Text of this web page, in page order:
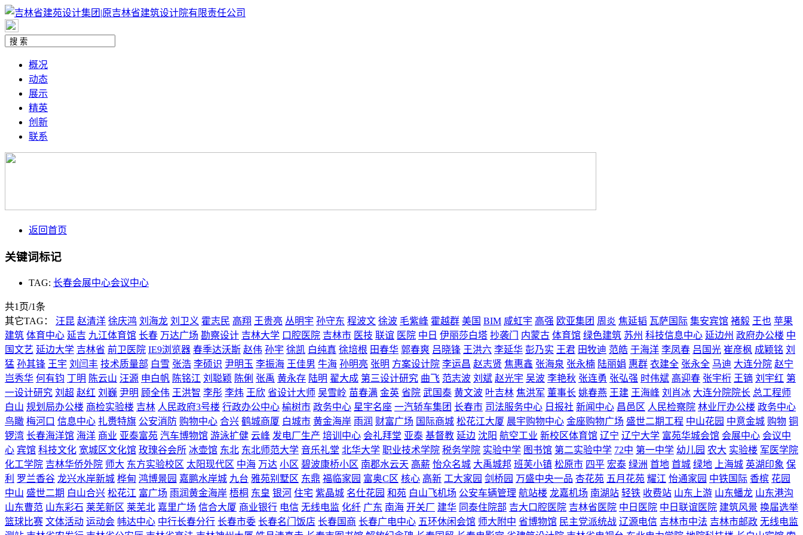
概况
动态
展示
精英
创新
联系
返回首页
关键词标记
TAG: 长春会展中心会议中心
共1页/1条
其它TAG： 汪昆 赵清洋 徐庆鸿 刘海龙 刘卫义 霍志民 高翔 王贵亮 丛明宇 孙守东 程波文 徐波 毛紫峰 霍越群 美国 BIM 咸虹宇 高强 欧亚集团 周炎 焦延韬 瓦萨国际 集安宾馆 褚毅 王也 苹果
建筑 体育中心 延吉 九江体育馆 长春 万达广场 勘察设计 吉林大学 口腔医院 吉林市 医技 联谊 医院 中日 伊丽莎白塔 抄袭门 内蒙古 体育馆 绿色建筑 苏州 科技信息中心 延边州 政府办公楼 中
国文艺 延边大学 吉林省 前卫医院 IE9浏览器 春季达沃斯 赵伟 孙宇 徐凯 白纯真 徐培根 田春华 郭春爽 吕晓锋 王洪六 李延华 彭乃实 王君 田牧迪 范皓 于海洋 李凤春 吕国光 崔彦枫 成颖铭 刘
猛 孙其锋 王宇 刘闫丰 技术质量部 白雪 张浩 李硕识 尹明玉 李振海 王佳男 牛海 孙明亮 张明 方案设计院 李运昌 赵志贤 焦惠鑫 张海泉 张永楠 陆丽娟 惠群 衣建全 张永全 马迪 大连分院 赵宁
岂秀华 何有钧 丁明 陈云山 汪源 申白帆 陈铭江 刘聪颖 陈俐 张禹 黄永存 陆明 翟大成 第三设计研究 曲飞 范志波 刘斌 赵光宇 吴波 李艳秋 张连勇 张弘强 时伟斌 高迎春 张宇桁 王镝 刘宇红 第
一设计研究 刘超 赵红 刘巍 尹明 顾全伟 王洪智 李彤 李炜 王欣 省设计大师 吴雪岭 苗春满 金英 省院 武国泰 黄文波 叶吉林 焦洪军 董事长 姚春燕 王建 王海峰 刘肖冰 大连分院院长 总工程师
白山 规划局办公楼 商检实验楼 吉林 人民政府3号楼 行政办公中心 榆树市 政务中心 星宇名座 一汽轿车集团 长春市 司法服务中心 日报社 新闻中心 昌邑区 人民检察院 林业厅办公楼 政务中心
鸟瞰 梅河口 信息中心 扎赉特旗 公安消防 购物中心 合兴 鹤城商厦 白城市 黄金海岸 雨润 财富广场 国际商城 松花江大厦 晨宇购物中心 金座购物广场 盛世二期工程 中山花园 中意金城 购物 铜
锣湾 长春海洋馆 海洋 商业 亚泰富苑 汽车博物馆 游泳扩健 云峰 发电厂生产 培训中心 会礼拜堂 亚泰 基督教 延边 沈阳 航空工业 新校区体育馆 辽宁 辽宁大学 富苑华城会馆 会展中心 会议中
心 宾馆 科技文化 宽城区文化馆 玫瑰谷会所 冰壶馆 东北 东北师范大学 音乐礼堂 北华大学 职业技术学院 税务学院 实验中学 图书馆 第二实验中学 72中 第一中学 幼儿园 农大 实验楼 军医学院
化工学院 吉林华侨外院 师大 东方实验校区 太阳现代区 中海 万达 小区 碧波康桥小区 南郡水云天 高薪 怡众名城 大禹城邦 班芙小镇 松原市 四平 宏泰 绿洲 首地 首城 绿地 上海城 英湖印象 保
利 罗兰香谷 龙兴水岸新城 桦甸 鸿博景园 嘉鹏水岸城 九台 雅苑别墅区 东鼎 福临家园 富奥C区 核心 高新 工大家园 剑桥园 万盛中央一品 杏花苑 五月花苑 耀江 怡通家园 中铁国际 香槟 花园
中山 盛世二期 白山合兴 松花江 富广场 雨润黄金海岸 梧桐 东皇 银河 住宅 紫晶城 名仕花园 和苑 白山飞机场 公安车辆管理 航站楼 龙嘉机场 南湖站 轻铁 收费站 山东上游 山东蟠龙 山东港沟
山东曹范 山东彩石 莱芜新区 莱芜北 嘉里广场 信合大厦 商业银行 电信 无线电监 化纤 广东 南海 开关厂 建华 同泰住院部 吉大口腔医院 吉林省医院 中日医院 中日联谊医院 建筑风景 换届选举
篮球比赛 文体活动 运动会 帏达中心 中行长春分行 长春市委 长春名门饭店 长春国商 长春广电中心 五环休闲会馆 师大附中 省博物馆 民主党派统战 辽源电信 吉林市中法 吉林市邮政 无线电监